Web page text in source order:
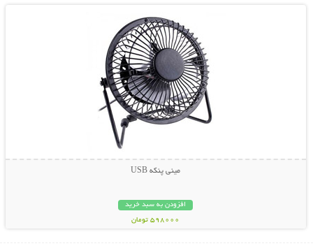
مینی پنکه USB
افزودن به سبد خرید
598000 تومان